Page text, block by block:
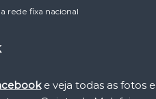
rede fixa nacional
e veja todas as fotos e